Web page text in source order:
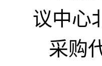
议中心
采购